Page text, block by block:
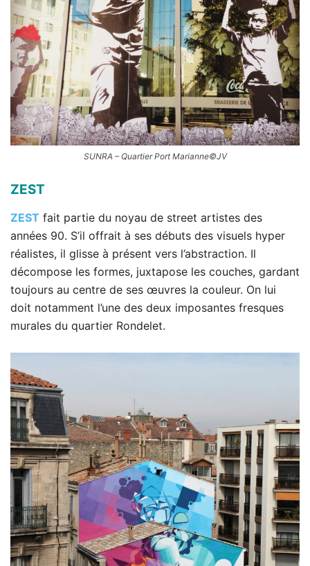
SUNRA – Quartier Port Marianne©JV
ZEST
ZEST fait partie du noyau de street artistes des
années 90. S’il offrait à ses débuts des visuels hyper
réalistes, il glisse à présent vers l’abstraction. Il
décompose les formes, juxtapose les couches, gardant
toujours au centre de ses œuvres la couleur. On lui
doit notamment l’une des deux imposantes fresques
murales du quartier Rondelet.